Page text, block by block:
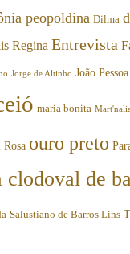
peopoldina Dilma
Regina Entrevista
Jorge de Altinho João Pessoa
maria bonita
Rosa ouro preto
clodoval de
Salustiano de Barros Lins